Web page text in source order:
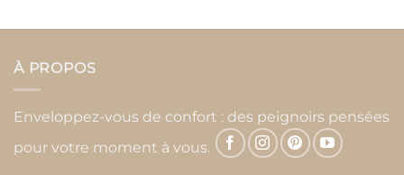
À PROPOS
Enveloppez-vous de confort : des peignoirs pensées
pour votre moment à vous.